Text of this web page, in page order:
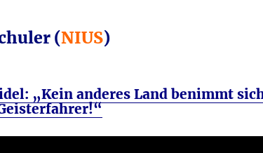
(NIUS)
„Kein anderes Land benimmt